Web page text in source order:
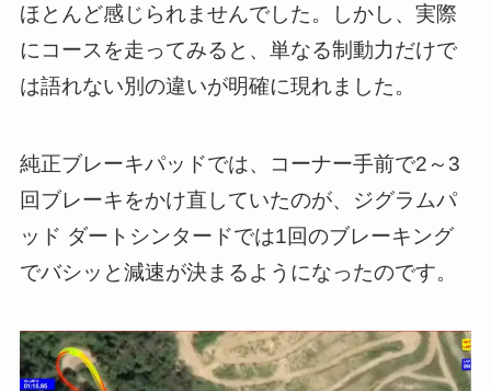
ほとんど感じられませんでした。しかし、実際
にコースを走ってみると、単なる制動力だけで
は語れない別の違いが明確に現れました。
純正ブレーキパッドでは、コーナー手前で2～3
回ブレーキをかけ直していたのが、ジグラムパ
ッド ダートシンタードでは1回のブレーキング
でバシッと減速が決まるようになったのです。